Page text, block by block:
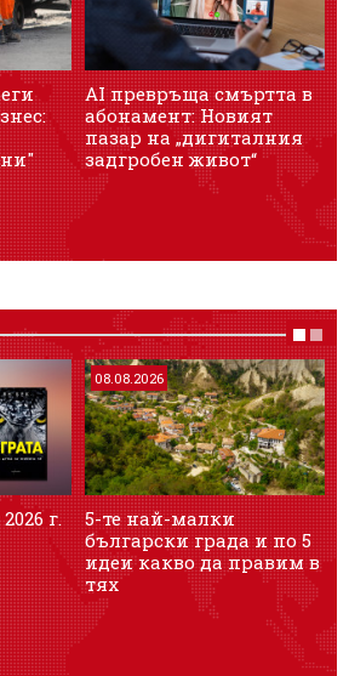
AI превръща смъртта в
абонамент: Новият
пазар на „дигиталния
задгробен живот“
г.
08.08.2026
5-те най-малки
български градa и по 5
идеи какво да правим в
тях